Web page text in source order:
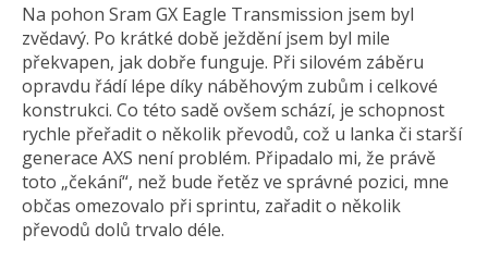
Na pohon Sram GX Eagle Transmission jsem byl
zvědavý. Po krátké době ježdění jsem byl mile
překvapen, jak dobře funguje. Při silovém záběru
opravdu řádí lépe díky náběhovým zubům i celkové
konstrukci. Co této sadě ovšem schází, je schopnost
rychle přeřadit o několik převodů, což u lanka či starší
generace AXS není problém. Připadalo mi, že právě
toto „čekání“, než bude řetěz ve správné pozici, mne
občas omezovalo při sprintu, zařadit o několik
převodů dolů trvalo déle.